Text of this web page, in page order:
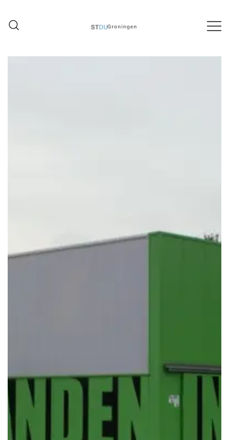
stedenbouw en interieur